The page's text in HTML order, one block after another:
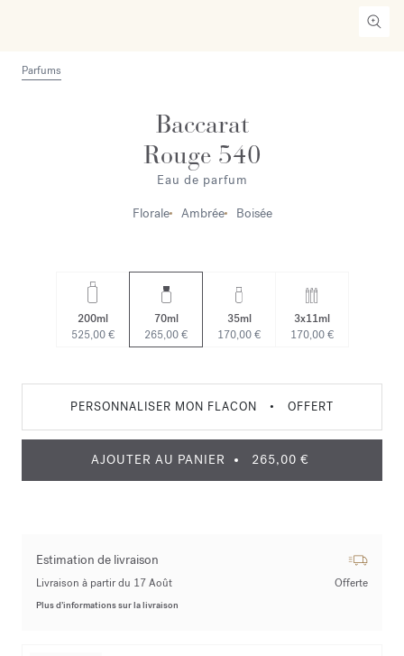
Parfums
Baccarat
Rouge 540
Eau de parfum
Florale
Ambrée Boisée
200ml
525,00 €
70ml
265,00 €
35ml
170,00 €
3x11ml
170,00 €
PERSONNALISER MON FLACON • OFFERT
AJOUTER AU PANIER 265,00 €
Estimation de livraison
Livraison à partir du 17 Août Offerte
Plus d’informations sur la livraison